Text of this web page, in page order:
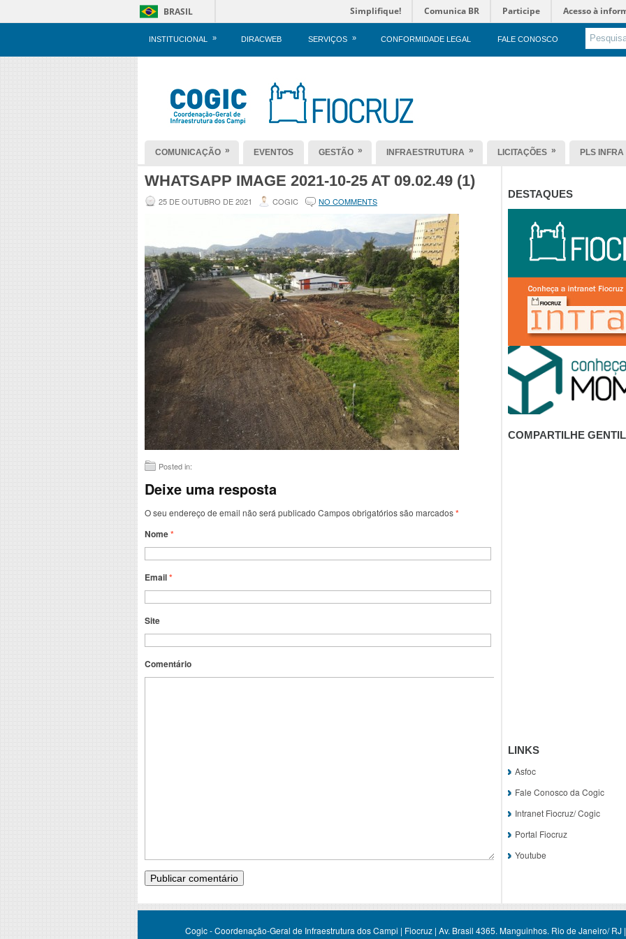
BRASIL Simplifique! Comunica BR Participe Acesso à
INSTITUCIONAL » DIRACWEB SERVIÇOS » CONFORMIDADE LEGAL FALE CONOSCO
COMUNICAÇÃO » EVENTOS GESTÃO » INFRAESTRUTURA » LICITAÇÕES » PLS INFRA
WHATSAPP IMAGE 2021-10-25 AT 09.02.49 (1)
25 DE OUTUBRO DE 2021 COGIC NO COMMENTS
Posted in:
Deixe uma resposta
O seu endereço de email não será publicado Campos obrigatórios são marcados*
Nome*
Email*
Site
Comentário
DESTAQUES
COMPARTILHE
LINKS
Asfoc
Fale Conosco da Cogic
Intranet Fiocruz/ Cogic
Portal Fiocruz
Youtube
Cogic - Coordenação-Geral de Infraestrutura dos Campi | Fiocruz | Av. Brasil 4365. Manguinhos. Rio de Janeiro/